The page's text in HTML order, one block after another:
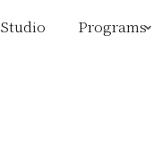
Studio Programs